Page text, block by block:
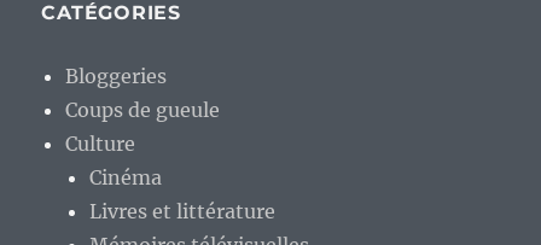
CATÉGORIES
Bloggeries
Coups de gueule
Culture
Cinéma
Livres et littérature